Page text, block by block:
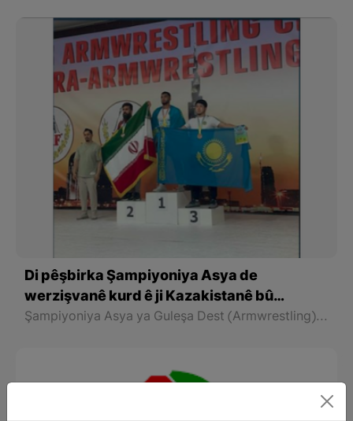
Di pêşbirka Şampiyoniya Asya de
werzişvanê kurd ê ji Kazakistanê bû
şampiyon
Şampiyoniya Asya ya Guleşa Dest (Armwrestling) ji 29ê Nîsanê heta 4ê Gulanê li Dubayî ya paytexta Mîrgehên Yekbûyî yên Erebî ango li Îmaretê hat lidarxistin.